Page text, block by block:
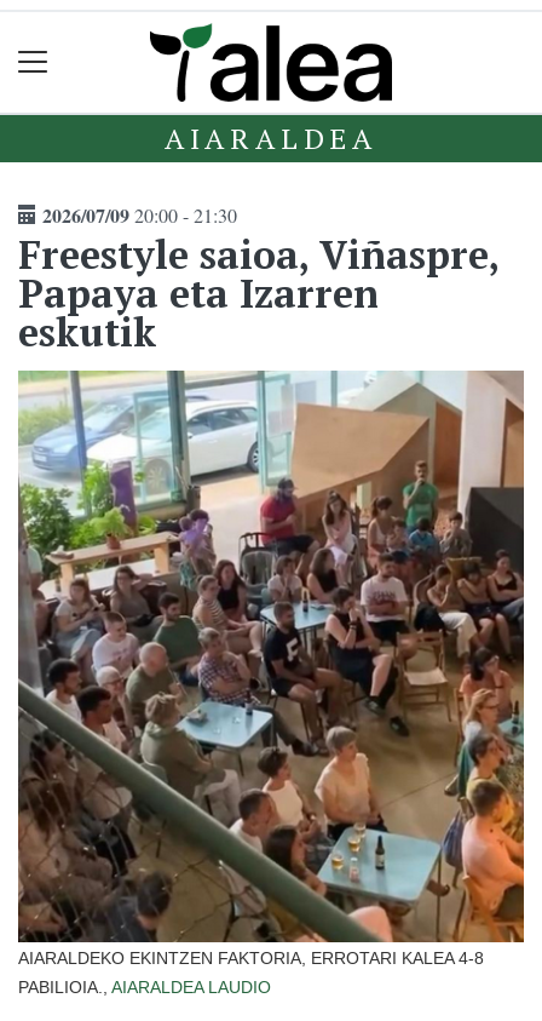
AIARALDEA
2026/07/0920:00 - 21:30
Freestyle saioa, Viñaspre,
Papaya eta Izarren
eskutik
AIARALDEKO EKINTZEN FAKTORIA, ERROTARI KALEA 4-8
PABILIOIA., AIARALDEA LAUDIO